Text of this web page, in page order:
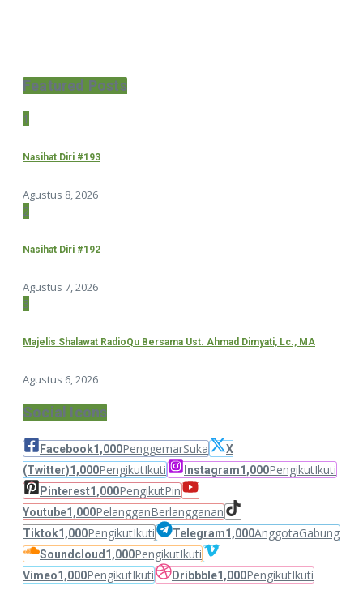
Featured Posts
1
Nasihat Diri #193
Agustus 8, 2026
2
Nasihat Diri #192
Agustus 7, 2026
3
Majelis Shalawat RadioQu Bersama Ust. Ahmad Dimyati, Lc., MA
Agustus 6, 2026
Social Icons
Facebook1,000PenggemarSuka
X
(Twitter)1,000PengikutIkuti Instagram1,000PengikutIkuti
Pinterest1,000PengikutPin
Youtube1,000PelangganBerlangganan
Tiktok1,000PengikutIkuti Telegram1,000AnggotaGabung
Soundcloud 1,000PengikutIkuti
Vimeo1,000PengikutIkuti Dribbble1,000PengikutIkuti